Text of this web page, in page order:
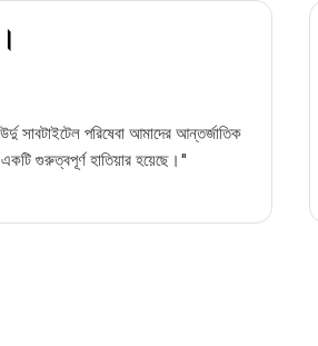
সাবটাইটেল পরিষেবা আমাদের আন্তর্জাতিক
গুরুত্বপূর্ণ হাতিয়ার হয়েছে।"